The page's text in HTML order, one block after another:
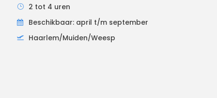
2 tot 4 uren
Beschikbaar: april t/m september
Haarlem/Muiden/Weesp